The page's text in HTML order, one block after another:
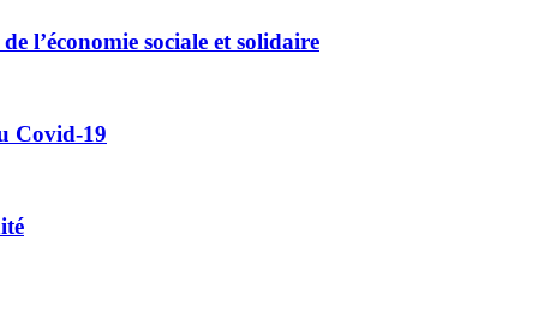
l’économie sociale et solidaire
Covid-19